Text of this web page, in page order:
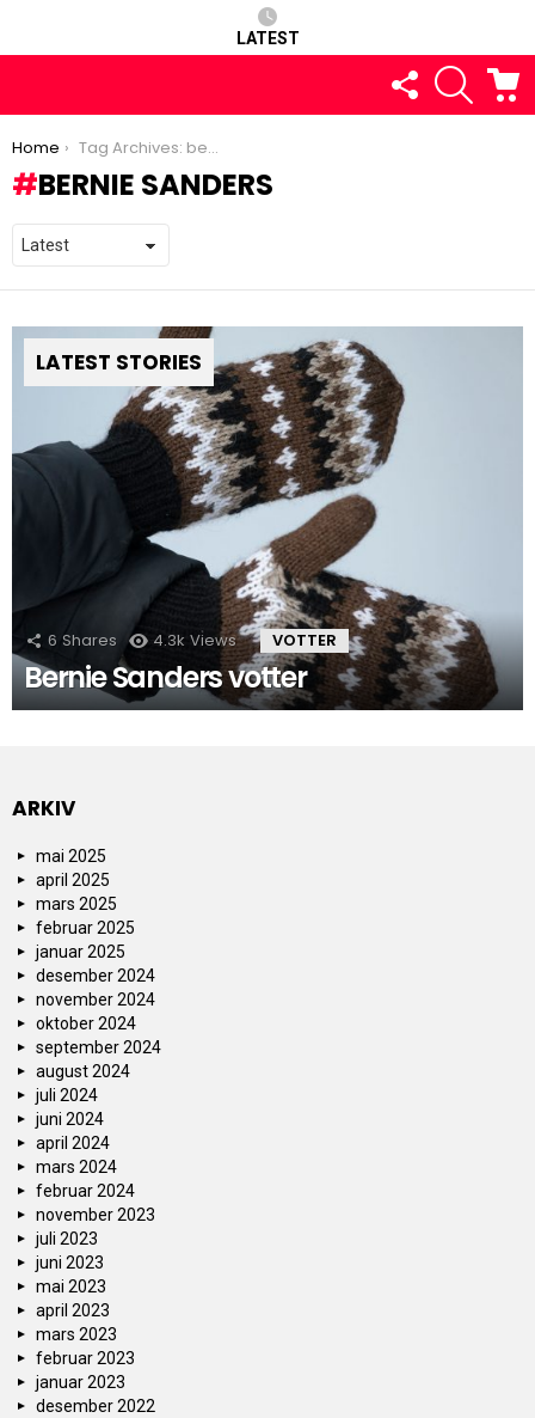
LATEST
FOLLOW
US
SEARCH
You are here:
Home Tag Archives: bernie sanders
BERNIE SANDERS
LATEST STORIES
6 Shares 4.3k Views VOTTER
Bernie Sanders votter
ARKIV
mai 2025
april 2025
mars 2025
februar 2025
januar 2025
desember 2024
november 2024
oktober 2024
september 2024
august 2024
juli 2024
juni 2024
april 2024
mars 2024
februar 2024
november 2023
juli 2023
juni 2023
mai 2023
april 2023
mars 2023
februar 2023
januar 2023
desember 2022